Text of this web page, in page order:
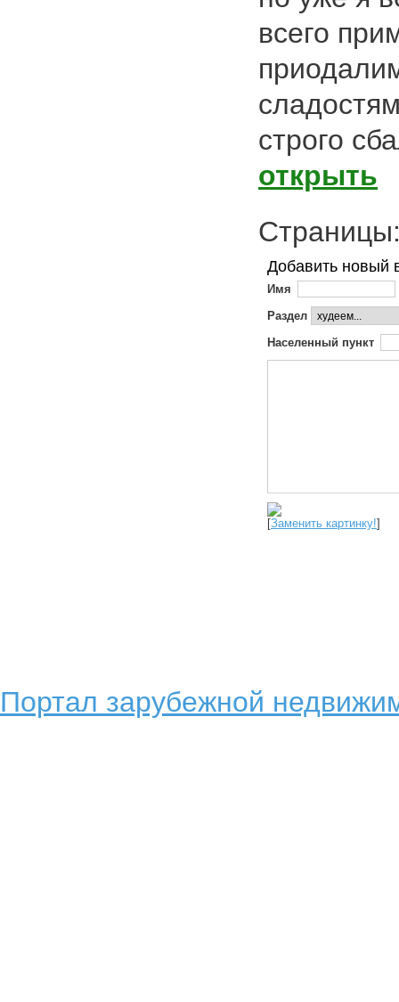
всего
строго
открыть
Добавить новый
Имя
Раздел
Населенный пункт
[Заменить картинку!]
Портал зарубежной